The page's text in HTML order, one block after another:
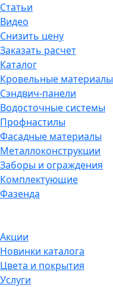
Статьи
Видео
Снизить цену
Заказать расчет
Каталог
Кровельные материалы
Сэндвич-панели
Водосточные системы
Профнастилы
Фасадные материалы
Металлоконструкции
Заборы и ограждения
Комплектующие
Фазенда
Акции
Новинки каталога
Цвета и покрытия
Услуги